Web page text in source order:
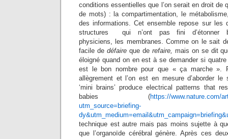
conditions essentielles que l’on serait en droit de
de mots) : la compartimentation, le
des informations. Cet ensemble repose sur les
structures qui n’ont pas fini d’étonner
physiciens, les membranes. Comme on le sait
facile dedéfaire que de refaire, mais on se dit
éloigné quand on en est à se demander si
est le bon nombre pour que « ça marche ».
allègrement et l’on est en mesure d’aborder le
‘mini brains’ produce electrical patterns that
babies (https://www.nature.com/
utm_source=briefing-
technique est autre mais pas moins sujette à
que l’organoïde cérébral génère. Après ces